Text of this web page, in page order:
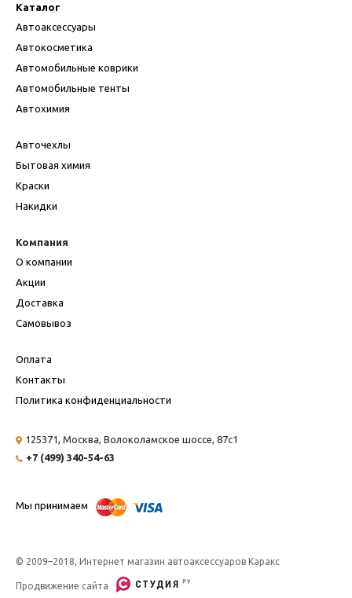
Каталог
Автоаксессуары
Автокосметика
Автомобильные коврики
Автомобильные тенты
Автохимия
Авточехлы
Бытовая химия
Краски
Накидки
Компания
О компании
Акции
Доставка
Самовывоз
Оплата
Контакты
Политика конфиденциальности
125371, Москва, Волоколамское шоссе, 87с1
+7 (499) 340-54-63
Мы принимаем
© 2009–2018, Интернет магазин автоаксессуаров Каракс
Продвижение сайта